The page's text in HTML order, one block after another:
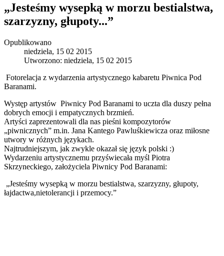
„Jesteśmy wysepką w morzu bestialstwa,
szarzyzny, głupoty...”
Opublikowano
niedziela, 15 02 2015
Utworzono: niedziela, 15 02 2015
Fotorelacja z wydarzenia artystycznego kabaretu Piwnica Pod
Baranami.
Występ artystów Piwnicy Pod Baranami to uczta dla duszy pełna
dobrych emocji i empatycznych brzmień.
Artyści zaprezentowali dla nas pieśni kompozytorów
„piwnicznych” m.in. Jana Kantego Pawluśkiewicza oraz miłosne
utwory w różnych językach.
Najtrudniejszym, jak zwykle okazał się język polski :)
Wydarzeniu artystycznemu przyświecała myśl Piotra
Skrzyneckiego, założyciela Piwnicy Pod Baranami:
„Jesteśmy wysepką w morzu bestialstwa, szarzyzny, głupoty,
łajdactwa,nietolerancji i przemocy.”